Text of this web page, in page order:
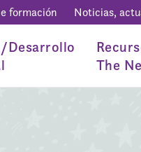
formación Noticias,
Desarrollo
The